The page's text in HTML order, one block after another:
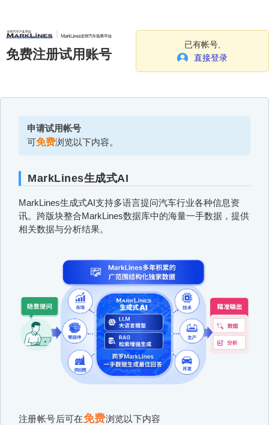
免费注册试用账号
已有帐号,
直接登录
申请试用帐号
可免费浏览以下内容。
MarkLines生成式AI
MarkLines生成式AI支持多语言提问汽车行业各种信息资
讯。跨版块整合MarkLines数据库中的海量一手数据，提供
相关数据与分析结果。
注册帐号后可在免费浏览以下内容